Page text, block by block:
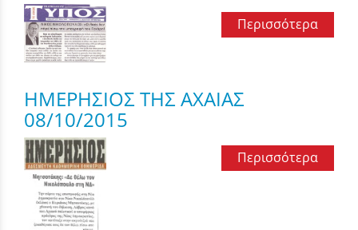
Περισσότερα
ΗΜΕΡΗΣΙΟΣ ΤΗΣ ΑΧΑΙΑΣ
08/10/2015
Περισσότερα